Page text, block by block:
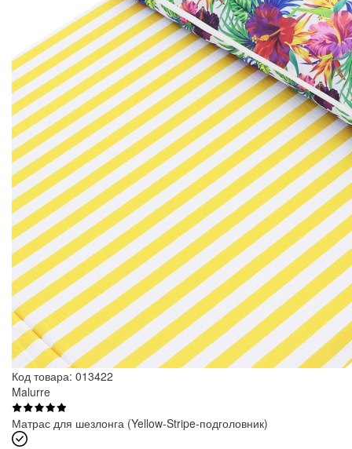
Код товара: 013422
Malurre
Матрас для шезлонга (Yellow-Stripe-подголовник)